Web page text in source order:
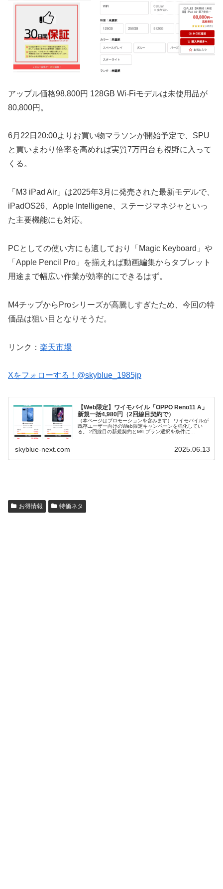
アップル価格98,800円 128GB Wi-Fiモデルは未使用品が
80,800円。
6月22日20:00よりお買い物マラソンが開始予定で、SPU
と買いまわり倍率を高めれば実質7万円台も視野に入って
くる。
「M3 iPad Air」は2025年3月に発売された最新モデルで、
iPadOS26、Apple Intelligene、ステージマネジャといっ
た主要機能にも対応。
PCとしての使い方にも適しており「Magic Keyboard」や
「Apple Pencil Pro」を揃えれば動画編集からタブレット
用途まで幅広い作業が効率的にできるはず。
M4チップからProシリーズが高騰しすぎたため、今回の特
価品は狙い目となりそうだ。
リンク： 楽天市場
Xをフォローする！@skyblue_1985jp
【Web限定】ワイモバイル「OPPO Reno11 A」
新規一括4,980円（2回線目契約で）
（本ページはプロモーションを含みます） ワイモバイルが
既存ユーザー向けのWeb限定キャンペーンを強化してい
る。 2回線目の新規契約とM/Lプラン選択を条件に
skyblue-next.com 2025.06.13
お得情報 特価ネタ